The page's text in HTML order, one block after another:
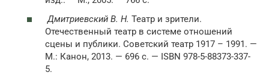
Дмитриевский В. Н. Театр и зрители.
Отечественный театр в системе отношений
сцены и публики. Советский театр 1917 – 1991. —
М.: Канон, 2013. — 696 с. — ISBN 978-5-88373-337-
5.